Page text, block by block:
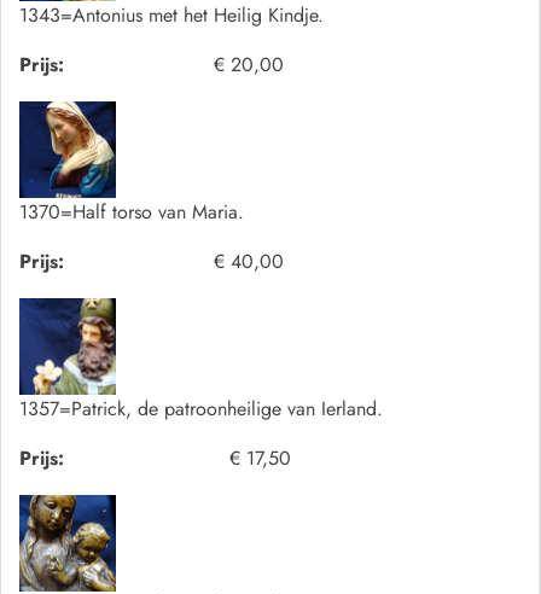
1343=Antonius met het Heilig Kindje.
Prijs:
€ 20,00
1370=Half torso van Maria.
Prijs:
€ 40,00
1357=Patrick, de patroonheilige van Ierland.
Prijs:
€ 17,50